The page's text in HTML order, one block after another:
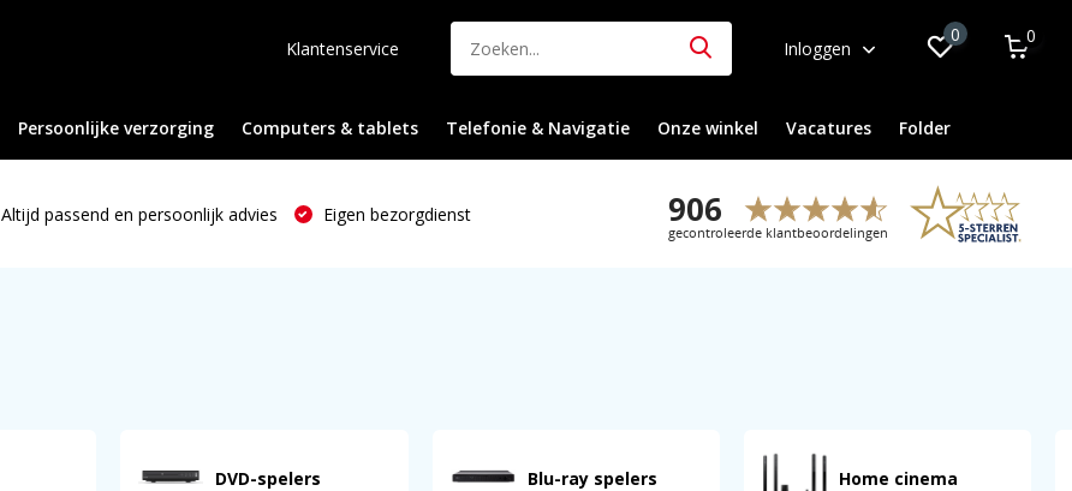
Klantenservice Inloggen
0 0
Persoonlijke verzorging Computers & tablets Telefonie & Navigatie Onze winkel Vacatures Folder
Altijd passend en persoonlijk advies Eigen bezorgdienst
DVD-spelers Blu-ray spelers Home cinema